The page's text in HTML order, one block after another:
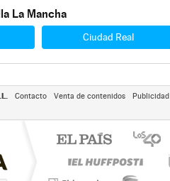
La Mancha
Ciudad Real
Contacto Venta de contenidos Publicidad